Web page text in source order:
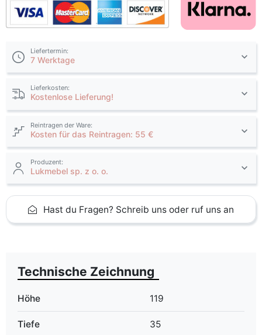
Liefertermin:
7 Werktage
Lieferkosten:
Kostenlose Lieferung!
Reintragen der Ware:
Kosten für das Reintragen: 55 €
Produzent:
Lukmebel sp. z o. o.
Hast du Fragen? Schreib uns oder ruf uns an
Technische Zeichnung
Höhe 119
Tiefe 35